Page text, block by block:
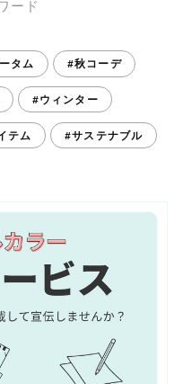
ード
タム #秋コーデ
#ウィンター
テム #サステナブル